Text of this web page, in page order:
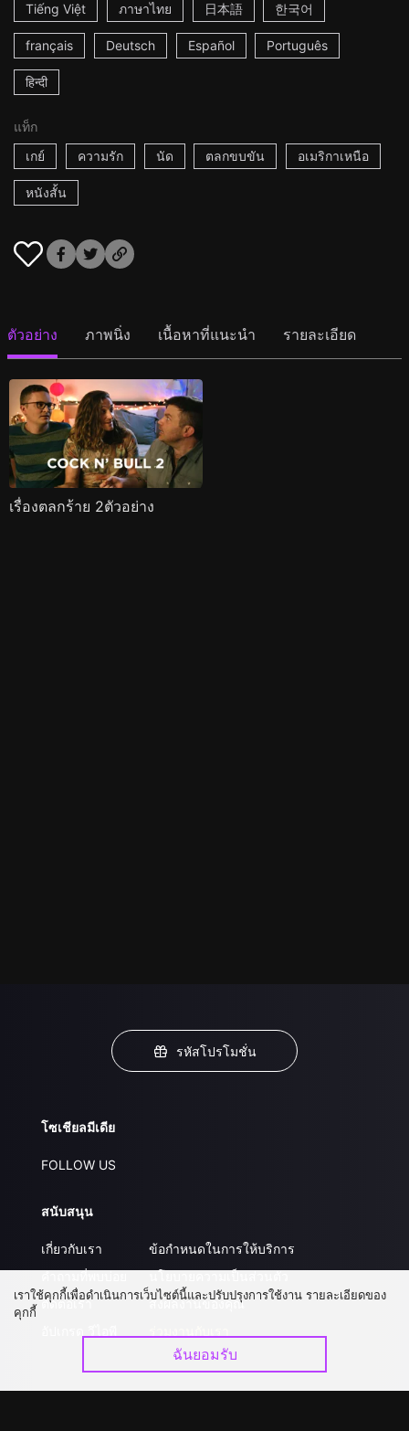
Tiếng Việt ภาษาไทย 日本語 한국어
français Deutsch Español Português
हिन्दी
แท็ก
เกย์
ความรัก นัด ตลกขบขัน อเมริกาเหนือ
หนังสั้น
ตัวอย่าง ภาพนิ่ง เนื้อหาที่แนะนำ รายละเอียด
เรื่องตลกร้าย 2ตัวอย่าง
รหัสโปรโมชั่น
โซเชียลมีเดีย
FOLLOW US
สนับสนุน
เกี่ยวกับเรา
ติดต่อเรา
ข้อกำหนดในการให้บริการ
ส่งผลงานของคุณ
เราใช้คุกกี้เพื่อดำเนินการเว็บไซต์นี้และปรับปรุงการใช้งาน รายละเอียดของ
คุกกี้
ฉันยอมรับ